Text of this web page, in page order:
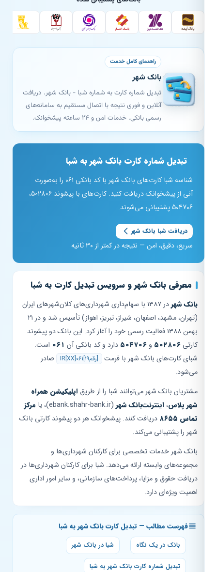
راهنمای کامل خدمت
بانک شهر
تبدیل شماره کارت به شماره شبا - بانک شهر. دریافت
آنلاین و فوری نتیجه با اتصال مستقیم به سامانه‌های
رسمی بانکی. خدمات امن و ۲۴ ساعته پیشخوانک.
تبدیل شماره کارت بانک شهر به شبا
شناسه شبا کارت‌های بانک شهر با کد بانکی 061 را به‌صورت
آنی از پیشخوانک دریافت کنید. کارت‌های با پیشوند 502806،
504706 پشتیبانی می‌شوند.
دریافت شبا بانک شهر
سریع، دقیق، امن — نتیجه در کمتر از ۳۰ ثانیه
معرفی بانک شهر و سرویس تبدیل کارت به شبا
بانک شهر
در ۱۳۸۷ با سهام‌داری شهرداری‌های کلان‌شهرهای ایران
(تهران، مشهد، اصفهان، شیراز، تبریز، اهواز) تأسیس شد و در ۲۱
بهمن ۱۳۸۸ فعالیت رسمی خود را آغاز کرد. این بانک دو پیشوند
کارتی۵۰۲۸۰۶و۵۰۴۷۰۶دارد و کد بانکی آن۰۶۱ است.
شبای کارت‌های بانک شهر با فرمت IR[XX]061[۱۹رقم]
صادر
می‌شود.
مشتریان بانک شهر می‌توانند شبا را از طریقاپلیکیشن همراه
شهر پلاس،اینترنت‌بانک شهر(ebank.shahr-bank.ir)، یا
مرکز
تماس ۸۶۵۵
دریافت کنند. پیشخوانک هر دو پیشوند کارتی بانک
شهر را پشتیبانی می‌کند.
بانک شهر خدمات تخصصی برای کارکنان شهرداری‌ها و
مجموعه‌های وابسته ارائه می‌دهد. شبا برای کارکنان شهرداری‌ها در
دریافت حقوق و مزایا، پرداخت‌های سازمانی، و سایر امور اداری
اهمیت ویژه‌ای دارد.
فهرست مطالب — تبدیل کارت بانک شهر به شبا
بانک در یک نگاه شبا در بانک شهر
تبدیل شماره کارت بانک شهر به شبا